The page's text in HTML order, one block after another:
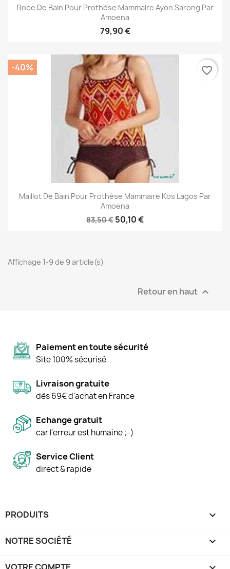
Robe De Bain Pour Prothèse Mammaire Ayon Sarong Par
Amoena
79,90 €
Maillot De Bain Pour Prothèse Mammaire Kos Lagos Par
Amoena
83,50 € 50,10 €
-40% favorite_border
Affichage 1-9 de 9 article(s)
Retour en haut 
Paiement en toute sécurité
Site 100% sécurisé
Livraison gratuite
dès 69€ d'achat en France
Echange gratuit
car l'erreur est humaine ;-)
Service Client
direct & rapide
PRODUITS 
NOTRE SOCIÉTÉ 